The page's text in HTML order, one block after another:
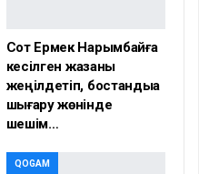
Сот Ермек Нарымбайға
кесілген жазаны
жеңілдетіп, бостандыққа
шығару жөнінде
шешім…
QOGAM